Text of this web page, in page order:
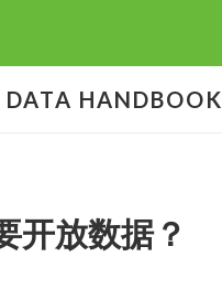
DATA HANDBOOK
开放数据？